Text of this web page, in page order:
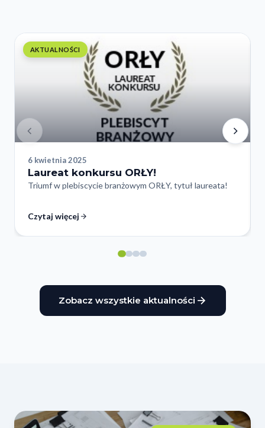
AKTUALNOŚCI
6 kwietnia 2025
Laureat konkursu ORŁY!
Triumf w plebiscycie branżowym ORŁY, tytuł laureata!
Czytaj więcej
Zobacz wszystkie aktualności